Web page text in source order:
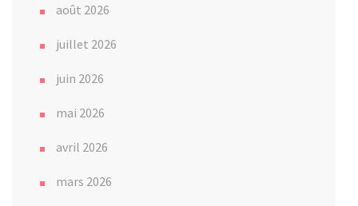
août 2026
juillet 2026
juin 2026
mai 2026
avril 2026
mars 2026